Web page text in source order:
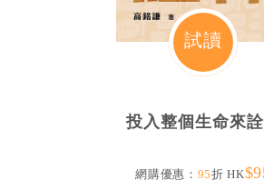
哲學／宗教比較
試讀
投入整個生命來
網購優惠： 95折 HK